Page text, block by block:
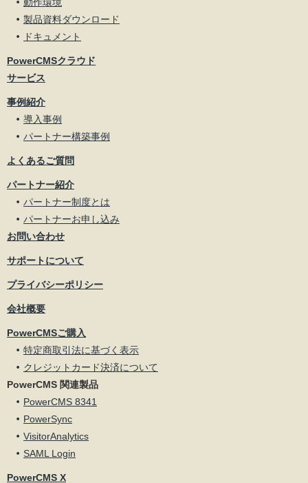
動作環境
製品資料ダウンロード
ドキュメント
PowerCMSクラウド
サービス
事例紹介
導入事例
パートナー構築事例
よくあるご質問
パートナー紹介
パートナー制度とは
パートナーお申し込み
お問い合わせ
サポートについて
プライバシーポリシー
会社概要
PowerCMSご購入
特定商取引法に基づく表示
クレジットカード決済について
PowerCMS 関連製品
PowerCMS 8341
PowerSync
VisitorAnalytics
SAML Login
PowerCMS X